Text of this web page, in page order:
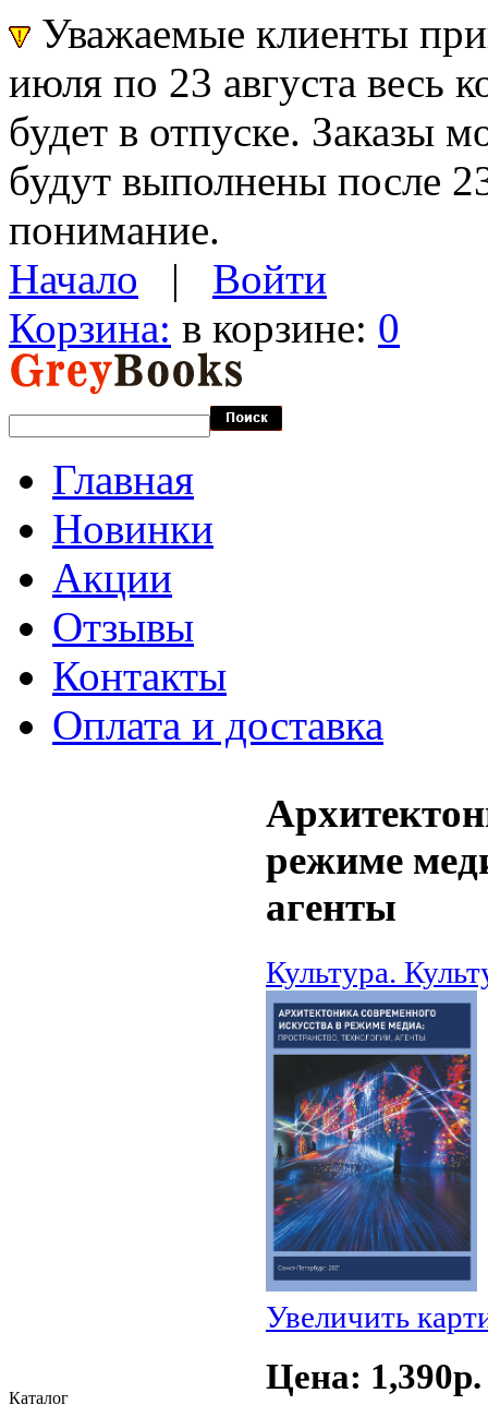
Уважаемые клиенты
июля по 23 августа весь
будет в отпуске. Заказы
будут выполнены после
понимание.
Начало | Войти
Корзина: в корзине: 0
Главная
Новинки
Акции
Отзывы
Контакты
Оплата и доставка
Каталог
режиме
агенты
Культура.
Увеличить
Цена: 1,390p.